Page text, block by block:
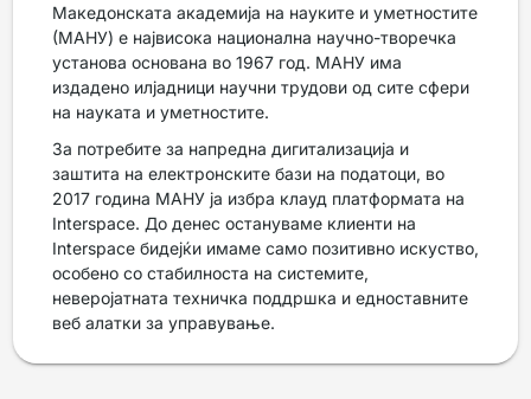
Македонската академија на науките и уметностите
(МАНУ) е највисока национална научно-творечка
установа основана во 1967 год. МАНУ има
издадено илјадници научни трудови од сите сфери
на науката и уметностите.
За потребите за напредна дигитализација и
заштита на електронските бази на податоци, во
2017 година МАНУ ја избра клауд платформата на
Interspace. До денес остануваме клиенти на
Interspace бидејќи имаме само позитивно искуство,
особено со стабилноста на системите,
неверојатната техничка поддршка и едноставните
веб алатки за управување.